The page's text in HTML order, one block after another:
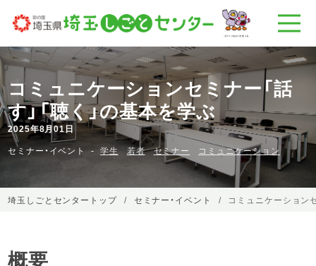
コミュニケーションセミナー「話
す」「聴く」の基本を学ぶ
2025年8月01日
セミナー・イベント
学生 若者 セミナー コミュニケーション
埼玉しごとセンタートップ セミナー・イベント コミュニケーション
概要